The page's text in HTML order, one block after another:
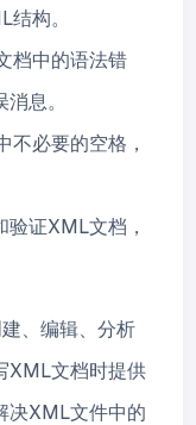
构。
档中的语法错
息。
不必要的空格，
验证XML文档，
、编辑、分析
XML文档时提供
决XML文件中的